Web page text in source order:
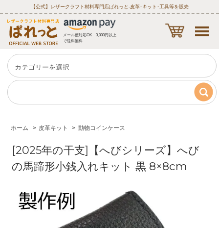
【公式】レザークラフト材料専門店ぱれっと‐皮革･キット･工具等を販売
メール便対応OK 3,000円以上
で送料無料
ホーム > 皮革キット > 動物コインケース
[2025年の干支]【へびシリーズ】へび
の馬蹄形小銭入れキット 黒 8×8cm